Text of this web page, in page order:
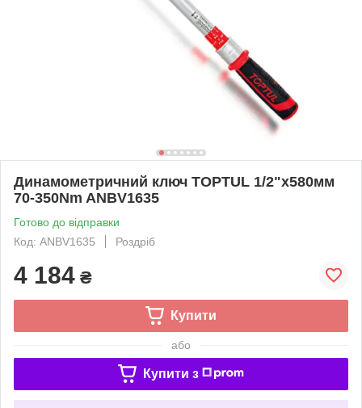
Динамометричний ключ TOPTUL 1/2"x580мм
70-350Nm ANBV1635
Готово до відправки
Код: ANBV1635
Роздріб
4 184 ₴
Купити
або
Купити з